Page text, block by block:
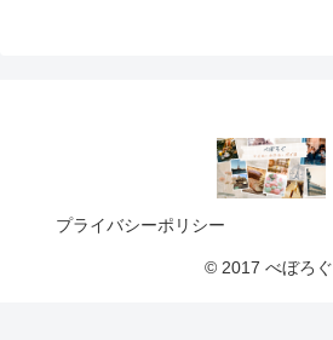
プライバシーポリシー
© 2017 べぼろぐ.